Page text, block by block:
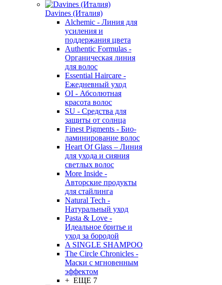
Davines (Италия)
Alchemic - Линия для
усиления и
поддержания цвета
Authentic Formulas -
Органическая линия
для волос
Essential Haircare -
Eжедневный уход
OI - Абсолютная
красота волос
SU - Средства для
защиты от солнца
Finest Pigments - Био-
ламинирование волос
Heart Of Glass – Линия
для ухода и сияния
светлых волос
More Inside -
Авторские продукты
для стайлинга
Natural Tech -
Натуральный уход
Pasta & Love -
Идеальное бритье и
уход за бородой
A SINGLE SHAMPOO
The Circle Chronicles -
Маски с мгновенным
эффектом
+ ЕЩЕ 7